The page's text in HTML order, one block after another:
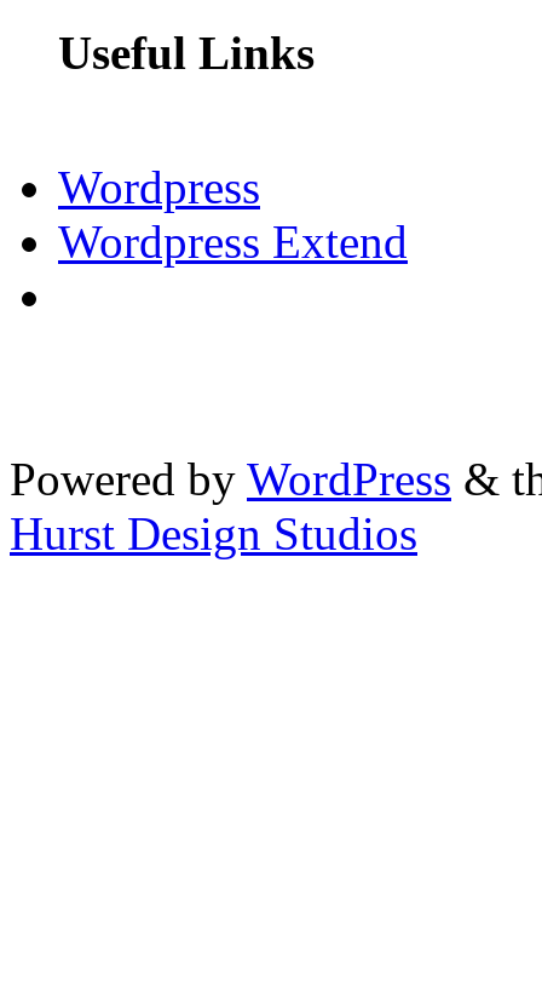
Useful Links
Wordpress
Wordpress Extend
Powered by WordPress &
Hurst Design Studios